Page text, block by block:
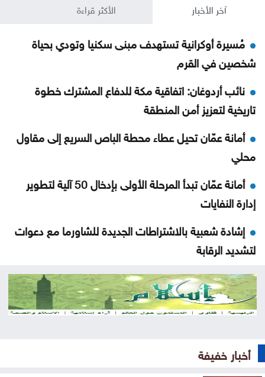
آخر الأخبار الأكثر قراءة
مُسيرة أوكرانية تستهدف مبنى سكنيا وتودي بحياة
شخصين في القرم
نائب أردوغان: اتفاقية مكة للدفاع المشترك خطوة
تاريخية لتعزيز أمن المنطقة
أمانة عمّان تحيل عطاء محطة الباص السريع إلى مقاول
محلي
أمانة عمّان تبدأ المرحلة الأولى بإدخال 50 آلية لتطوير
إدارة النفايات
إشادة شعبية بالاشتراطات الجديدة للشاورما مع دعوات
لتشديد الرقابة
عسل فوق الأنقاض: النحل أيضا ينزح في غزة
إسبانيا تهدد بإجراءات مضادة إذا واصلت إيطاليا تعليق
خدمات المخيمات تشيد بمواقف الأردن الداعمة للقدس
أخبار خفيفة